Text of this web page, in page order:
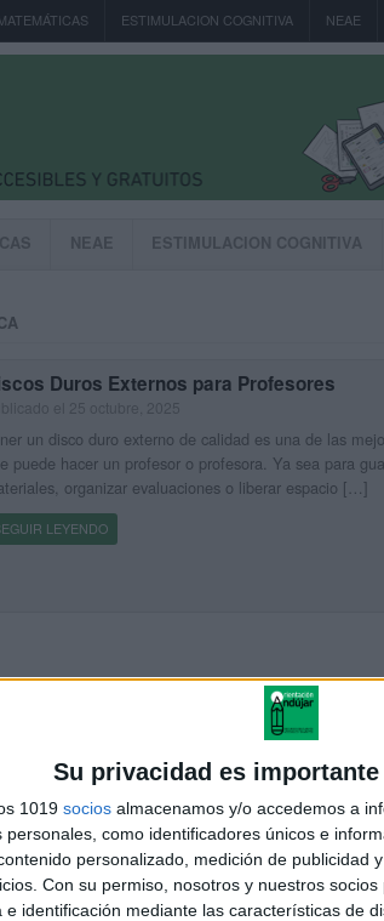
Su privacidad es
1019 socios almacenamos y/o accedemos a
personales, como identificadores únicos e
personalizado, medición de publicidad
Con su permiso, nosotros y nuestros
e identificación mediante las características de
ESTIMULACION COGNITIVA NEAE
NEAE ESTIMULACION COGNITIVA
Duros Externos para Profesores
un disco duro externo de calidad es una de las
puede hacer un profesor o profesora. Ya sea para
organizar evaluaciones o liberar espacio […]
LEYENDO